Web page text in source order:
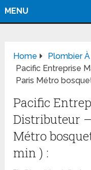
MENU
Home
Plombier À
Pacific Entreprise
Paris Métro
Pacific
Distributeur
Métro
min ) :